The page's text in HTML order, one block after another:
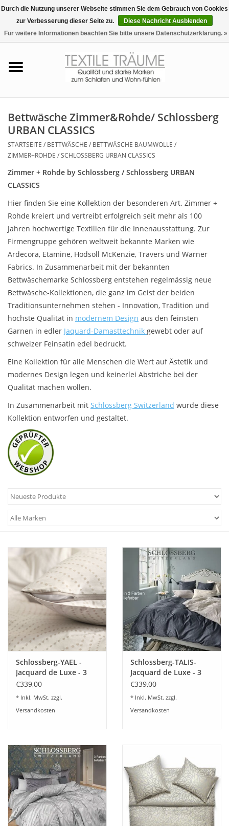
0 Artikel - €0,00
Tag & Nachtwäsche
Haus-Bademäntel
Plaids, Decken, Kissen
Mode & Accessoires
Edles aus Cashmere
Tisch & Küche
Kinder
Geschenkideen und
Gutscheine
Accessoires Spa
Angebote
Info-Service
Geprüfter Webshop
Über uns
Vertrag widerrufen
Tel.0049(0)7322-919376
Blog-Aktuelles
Marken
Bettwäsche Zimmer&Rohde/ Schlossberg
URBAN CLASSICS
STARTSEITE / BETTWÄSCHE / BETTWÄSCHE BAUMWOLLE /
ZIMMER+ROHDE / SCHLOSSBERG URBAN CLASSICS
Zimmer + Rohde by Schlossberg / Schlossberg URBAN
CLASSICS
Hier finden Sie eine Kollektion der besonderen Art. Zimmer +
Rohde kreiert und vertreibt erfolgreich seit mehr als 100
Jahren hochwertige Textilien für die Innenausstattung. Zur
Firmengruppe gehören weltweit bekannte Marken wie
Ardecora, Etamine, Hodsoll McKenzie, Travers und Warner
Fabrics. In Zusammenarbeit mit der bekannten
Bettwäschemarke Schlossberg entstehen regelmässig neue
Bettwäsche-Kollektionen, die ganz im Geist der beiden
Traditionsunternehmen stehen - Innovation, Tradition und
höchste Qualität in modernem Design aus den feinsten
Garnen in edler Jaquard-Damasttechnik gewebt oder auf
schweizer Feinsatin edel bedruckt.
Eine Kollektion für alle Menschen die Wert auf Ästetik und
modernes Design legen und keinerlei Abstriche bei der
Qualität machen wollen.
In Zusammenarbeit mit Schlossberg Switzerland wurde diese
Kollektion entworfen und gestaltet.
Schlossberg-YAEL -
Jacquard de Luxe - 3
Farben
€339,00
* Inkl. MwSt. zzgl.
Versandkosten
Schlossberg-TALIS-
Jacquard de Luxe - 3
Farben
€339,00
* Inkl. MwSt. zzgl.
Versandkosten
Durch die Nutzung unserer Webseite stimmen Sie dem Gebrauch von Cookies
zur Verbesserung dieser Seite zu.
Diese Nachricht Ausblenden
Für weitere Informationen beachten Sie bitte unsere Datenschutzerklärung. »